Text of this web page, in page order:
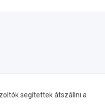
segítettek átszállni a